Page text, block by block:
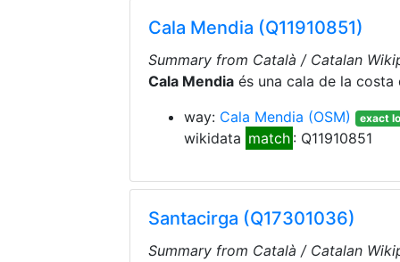
Cala Mendia (Q11910851)
Summary from Català / Catalan
Cala Mendia és una cala de la
way: Cala Mendia (OSM) exact
wikidata match : Q11910851
Santacirga (Q17301036)
Summary from Català / Catalan